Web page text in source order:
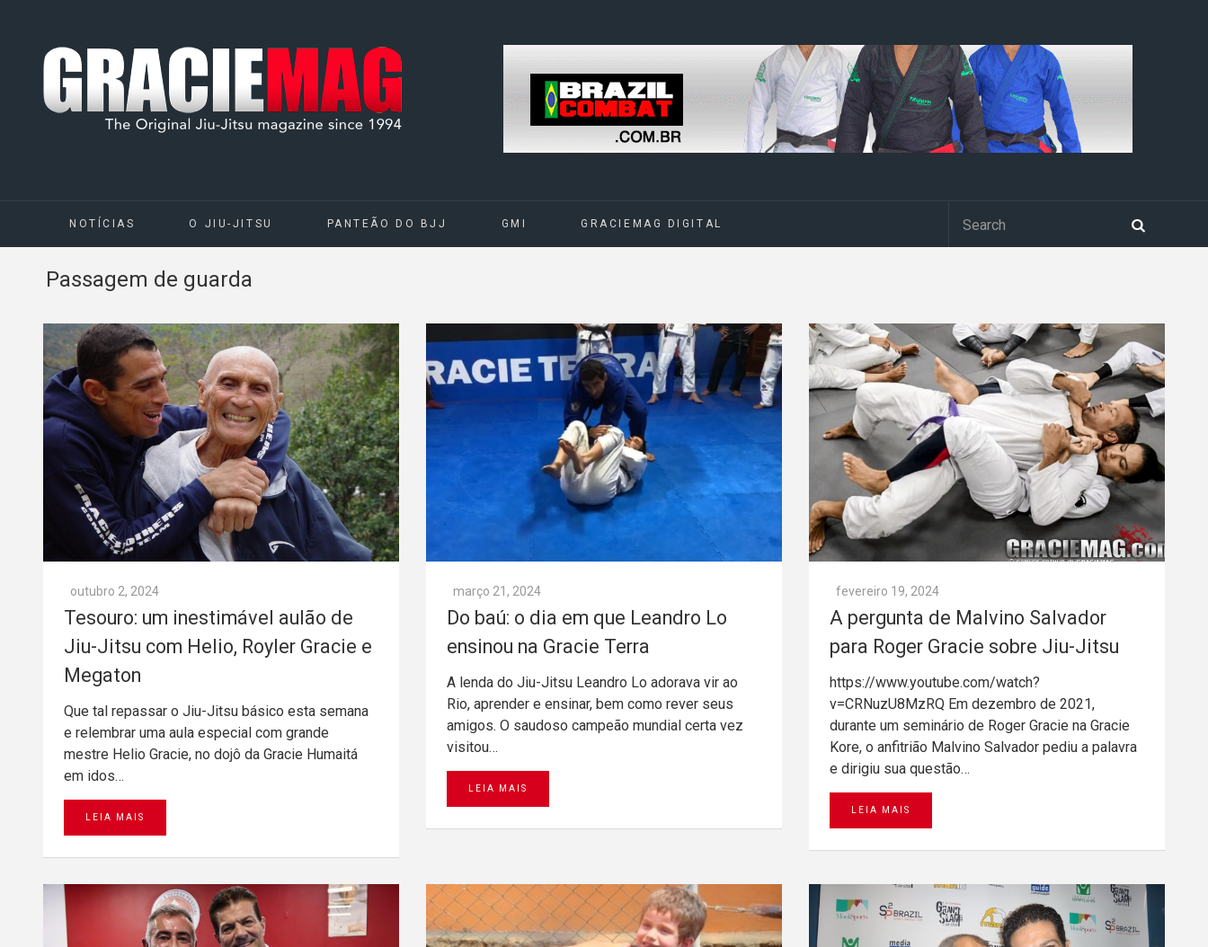
NOTÍCIAS O JIU-JITSU PANTEÃO DO BJJ GMI GRACIEMAG DIGITAL
Passagem de guarda
outubro 2, 2024
Tesouro: um inestimável aulão de
Jiu-Jitsu com Helio, Royler Gracie e
Megaton
Que tal repassar o Jiu-Jitsu básico esta semana
e relembrar uma aula especial com grande
mestre Helio Gracie, no dojô da Gracie Humaitá
em idos…
LEIA MAIS
março 21, 2024
Do baú: o dia em que Leandro Lo
ensinou na Gracie Terra
A lenda do Jiu-Jitsu Leandro Lo adorava vir ao
Rio, aprender e ensinar, bem como rever seus
amigos. O saudoso campeão mundial certa vez
visitou…
LEIA MAIS
fevereiro 19, 2024
A pergunta de Malvino Salvador
para Roger Gracie sobre Jiu-Jitsu
https://www.youtube.com/watch?
v=CRNuzU8MzRQ Em dezembro de 2021,
durante um seminário de Roger Gracie na Gracie
Kore, o anfitrião Malvino Salvador pediu a palavra
e dirigiu sua questão…
LEIA MAIS